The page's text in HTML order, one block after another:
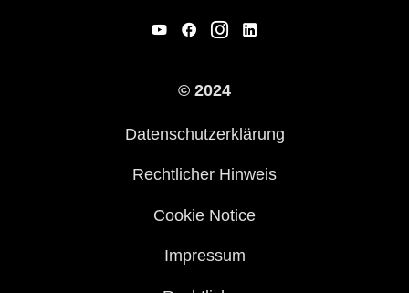
© 2024
Datenschutzerklärung
Rechtlicher Hinweis
Cookie Notice
Impressum